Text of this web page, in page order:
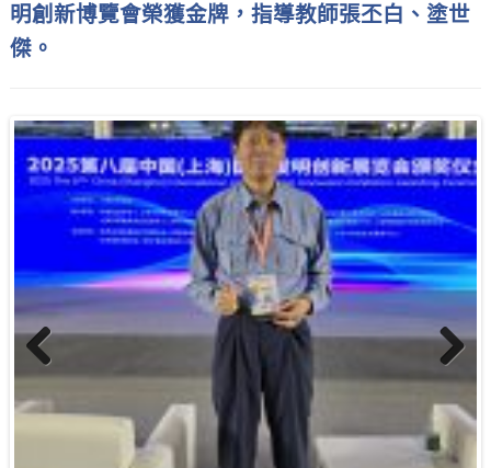
明創新博覽會榮獲金牌，指導教師張丕白、塗世
傑。
Previous Next